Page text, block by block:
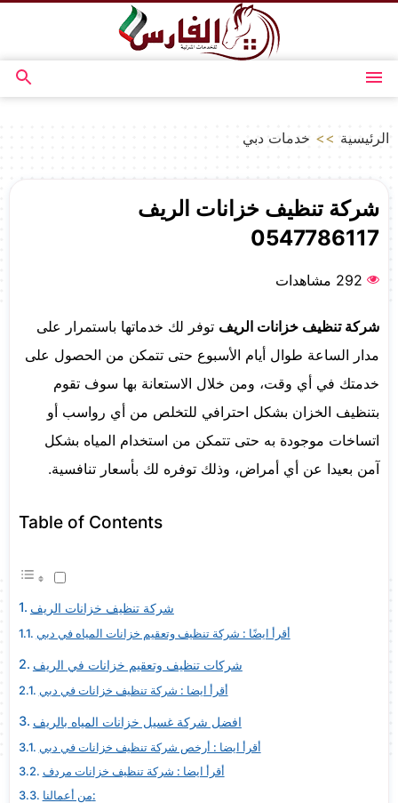
المحتوى
القائمة
بحث
الرئيسية >> خدمات دبي
شركة تنظيف خزانات الريف
0547786117
292 مشاهدات
شركة تنظيف خزانات الريف توفر لك خدماتها باستمرار على
مدار الساعة طوال أيام الأسبوع حتى تتمكن من الحصول على
خدمتك في أي وقت، ومن خلال الاستعانة بها سوف تقوم
بتنظيف الخزان بشكل احترافي للتخلص من أي رواسب أو
اتساخات موجودة به حتى تتمكن من استخدام المياه بشكل
آمن بعيدا عن أي أمراض، وذلك توفره لك بأسعار تنافسية.
Table of Contents
شركة تنظيف خزانات الريف
أقرأ ايضًا : شركة تنظيف وتعقيم خزانات المياه في دبي
شركات تنظيف وتعقيم خزانات في الريف
أقرأ ايضا : شركة تنظيف خزانات في دبي
افضل شركة غسيل خزانات المياه بالريف
أقرأ ايضا : أرخص شركة تنظيف خزانات في دبي
أقرأ ايضا : شركة تنظيف خزانات مردف
من أعمالنا: